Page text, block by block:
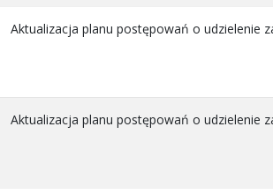
Aktualizacja planu postępowań o udzielenie
Aktualizacja planu postępowań o udzielenie